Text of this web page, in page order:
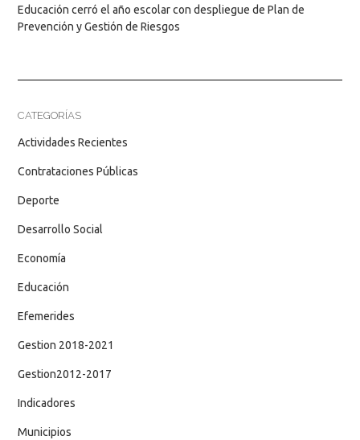
Educación cerró el año escolar con despliegue de Plan de
Prevención y Gestión de Riesgos
CATEGORÍAS
Actividades Recientes
Contrataciones Públicas
Deporte
Desarrollo Social
Economía
Educación
Efemerides
Gestion 2018-2021
Gestion2012-2017
Indicadores
Municipios